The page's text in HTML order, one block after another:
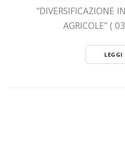
“DIVERSIFICAZIONE
AGRICOLE” (
LEGGI